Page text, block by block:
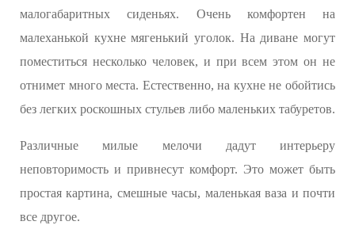
малогабаритных сиденьях. Очень комфортен на
малеханькой кухне мягенький уголок. На диване могут
поместиться несколько человек, и при всем этом он не
отнимет много места. Естественно, на кухне не обойтись
без легких роскошных стульев либо маленьких табуретов.
Различные милые мелочи дадут интерьеру
неповторимость и привнесут комфорт. Это может быть
простая картина, смешные часы, маленькая ваза и почти
все другое.